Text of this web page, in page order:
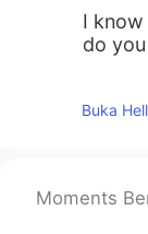
I
do
Buka
Moments